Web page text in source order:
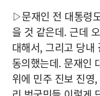
▷문재인 전 대통령
을 것 같은데. 근데
대해서, 그리고 당내
동의했는데. 문재인
위에 민주 진보 진영